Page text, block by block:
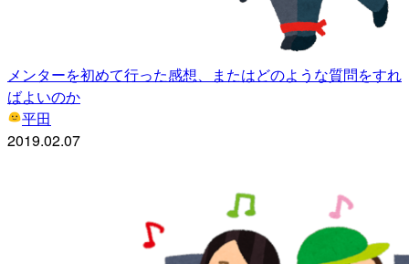
メンターを初めて行った感想、またはどのような質問をすれ
ばよいのか
平田
2019.02.07